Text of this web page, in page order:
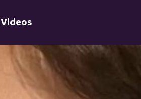
Videos